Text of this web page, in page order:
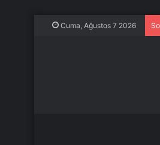
Cuma, Ağustos 7 2026